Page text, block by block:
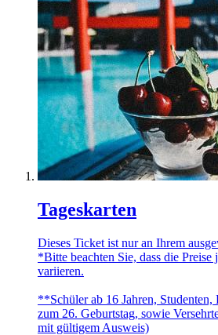
Tageskarten
Dieses Ticket ist nur an Ihrem
*Bitte beachten Sie, dass die Preise
variieren.
**Schüler ab 16 Jahren,
zum 26. Geburtstag, sowie
mit gültigem Ausweis)